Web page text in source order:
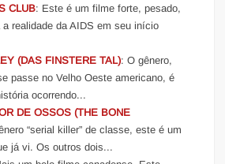
CLUB: Este é um filme forte, pesado,
realidade da AIDS em seu início
(DAS FINSTERE TAL): O gênero,
passe no Velho Oeste americano, é
ocorrendo...
DE OSSOS (THE BONE
“serial killer” de classe, este é um
já vi. Os outros dois...